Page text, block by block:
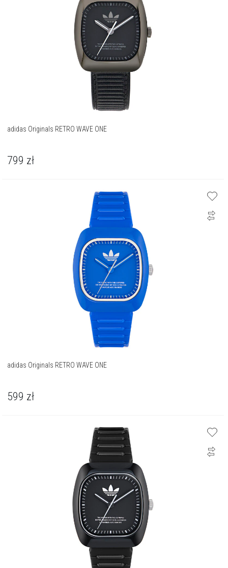
adidas Originals RETRO WAVE ONE
799 zł
adidas Originals RETRO WAVE ONE
599 zł